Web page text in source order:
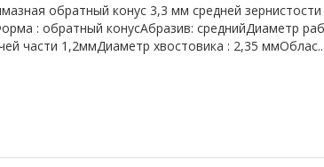
обратный конус 3,3 мм средней зернистости
: обратный конусАбразив: среднийДиаметр
части 1,2ммДиаметр хвостовика : 2,35 ммОблас..